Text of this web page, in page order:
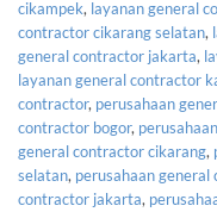
cikampek, layanan general
contractor cikarang selatan,
general contractor jakarta,
layanan general contractor
contractor, perusahaan
contractor bogor,
general contractor cikarang,
selatan, perusahaan
contractor jakarta,